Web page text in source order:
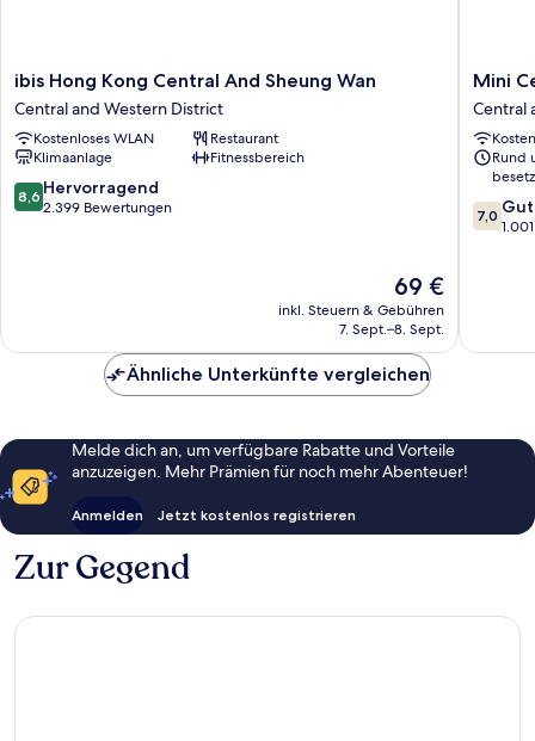
ibis
Hong
Kong
Central
And
Sheung
Wan
ibis Hong Kong Central And Sheung Wan
Central and Western District
Kostenloses WLAN
Restaurant
Klimaanlage
Fitnessbereich
8.6
von
8,6 Hervorragend
2.399 Bewertungen
Der
Preis
beträgt
69 €
inkl. Steuern & Gebühren
7. Sept.–8. Sept.
Mini
Central
Central
and
Western
District
Mini
Central
Rund
7.0
von
7,0 Gut
Ähnliche Unterkünfte vergleichen
Melde dich an, um verfügbare Rabatte und Vorteile
anzuzeigen. Mehr Prämien für noch mehr Abenteuer!
Anmelden Jetzt kostenlos registrieren
Zur Gegend